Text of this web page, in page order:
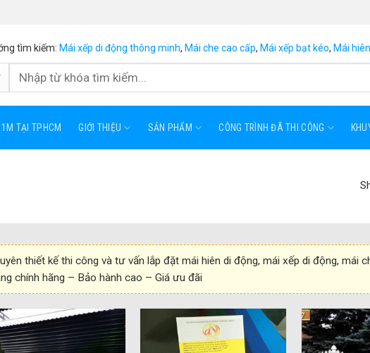
tìm kiếm: Mái xếp di động thông minh, Mái che cao cấp, Mái xếp bạt kéo, Mái
TẠI TPHCM GIỚI THIỆU SẢN PHẨM CÔNG TRÌNH ĐÃ THI CÔNG
thiết kế thi công và tư vấn lắp đặt mái hiên di động, mái xếp di động, mái
chính hãng – Bảo hành cao – Giá ưu đãi